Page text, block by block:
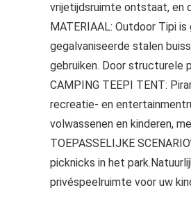
vrijetijdsruimte ontstaat, en
MATERIAAL: Outdoor Tipi
gegalvaniseerde stalen
gebruiken. Door structurele
CAMPING TEEPI TENT:
recreatie- en
volwassenen en kinderen,
TOEPASSELIJKE
picknicks in het
privéspeelruimte voor uw